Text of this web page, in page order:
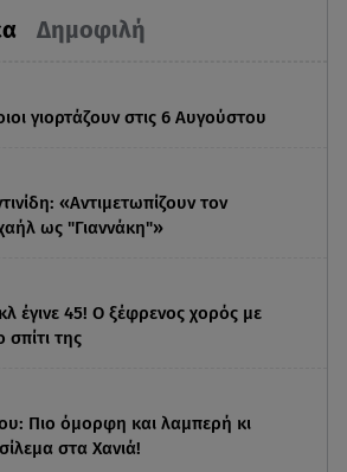
Δημοφιλή
γιορτάζουν στις 6 Αυγούστου
«Αντιμετωπίζουν τον
ως "Γιαννάκη"»
έγινε 45! Ο ξέφρενος χορός με
της
Πιο όμορφη και λαμπερή κι
στα Χανιά!